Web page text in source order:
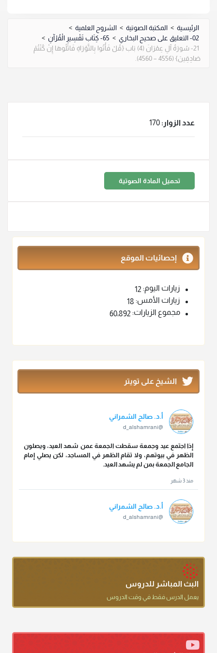
الرئيسية > المكتبة الصوتية > الشروح العلمية >
02- التعليق على صحيح البخاري
> 65- كِتَاب تَفْسِيرِ الْقُرْآنِ
>
21- سُورَةُ آلِ عِمْرَانَ (4) بَاب {قُلْ فَأْتُوا بِالتَّوْرَاةِ فَاتْلُوهَا إِنْ كُنْتُمْ
صَادِقِينَ} (4556 – 4560).
عدد الزوار: 170
تحميل المادة الصوتية
إحصائيات الموقع
زيارات اليوم: 12
زيارات الأمس: 18
مجموع الزيارات: 60٬892
الشيخ على تويتر
أ.د. صالح الشمراني
@d_alshamrani
إذا اجتمع عيد وجمعة سقطت الجمعة عمن شهد العيد، ويصلون
الظهر في بيوتهم، ولا تقام الظهر في المساجد، لكن يصلي إمام
الجامع الجمعة بمن لم يشهد العيد.
منذ 3 شهر
أ.د. صالح الشمراني
@d_alshamrani
كنت أظن أن الله بقي يخلق مثلك.
دعاء ختم القرآن في الصلاة أقرب إلى البدعة
البث المباشر للدروس
يعمل الدرس فقط في وقت الدروس